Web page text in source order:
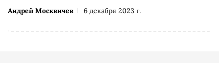
Андрей Москвичев 6 декабря 2023 г.